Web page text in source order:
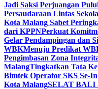
Jadi Saksi Perjuangan
Persaudaraan Lintas
Kota Malang Sabet
dari KPPNPerkuat
Gelar Pendampingan dan
WBKMenuju Predikat
Pengimbasan Zona
MalangTingkatkan Tata
Bimtek Operator SKS Se-
Kota MalangSELAT BALI